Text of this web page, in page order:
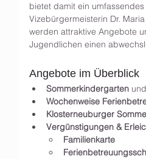
bietet damit ein
Vizebürgermeisterin Dr.
werden attraktive Angebote
Jugendlichen einen
Angebote im Überblick
Sommerkindergarten und
Wochenweise
Klosterneuburger
Vergünstigungen &
Familienkarte